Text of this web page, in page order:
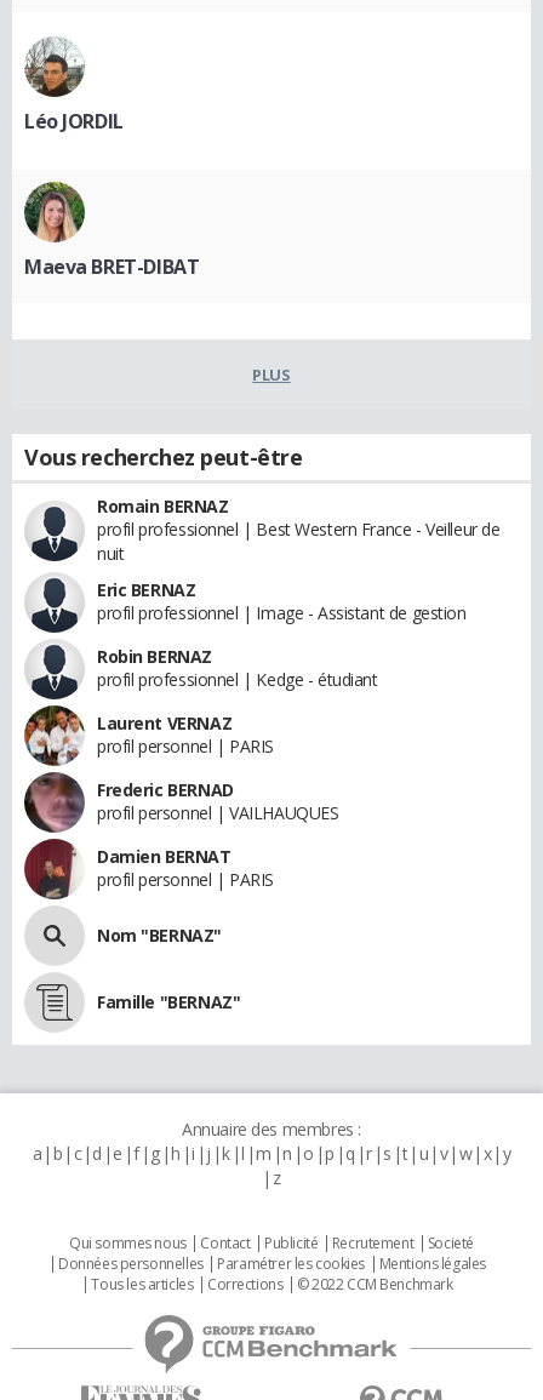
Léo JORDIL
Maeva BRET-DIBAT
PLUS
Vous recherchez peut-être
Romain BERNAZ
profil professionnel | Best Western France - Veilleur de
nuit
Eric BERNAZ
profil professionnel | Image - Assistant de gestion
Robin BERNAZ
profil professionnel | Kedge - étudiant
Laurent VERNAZ
profil personnel | PARIS
Frederic BERNAD
profil personnel | VAILHAUQUES
Damien BERNAT
profil personnel | PARIS
Nom "BERNAZ"
Famille "BERNAZ"
Annuaire des membres :
a b c d e f g h i j k l m n o p q r s t u v w x y
z
Qui sommes nous Contact Publicité Recrutement
Societé
Données personnelles
Paramétrer les cookies
Mentions légales
Tous les articles
Corrections © 2022 CCM Benchmark